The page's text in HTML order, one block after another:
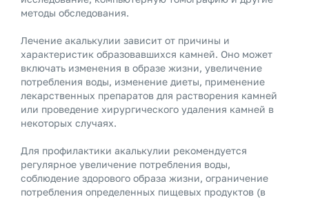
методы обследования.
Лечение акалькулии зависит от причины и
характеристик образовавшихся камней. Оно может
включать изменения в образе жизни, увеличение
потребления воды, изменение диеты, применение
лекарственных препаратов для растворения камней
или проведение хирургического удаления камней в
некоторых случаях.
Для профилактики акалькулии рекомендуется
регулярное увеличение потребления воды,
соблюдение здорового образа жизни, ограничение
потребления определенных пищевых продуктов (в